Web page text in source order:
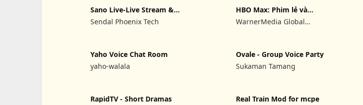
Sano Live-Live Stream &
Chat
Sendal Phoenix Tech
HBO Max: Phim lẻ và
phim bộ
WarnerMedia Global
Yaho Voice Chat Room
yaho-walala
Ovale - Group Voice Party
Sukaman Tamang
RapidTV - Short Dramas
Real Train Mod for mcpe